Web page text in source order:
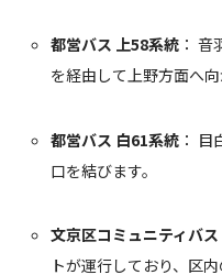
都営バス 上58系統： 音
を経由して上野方面へ向
都営バス 白61系統： 目
口を結びます。
文京区コミュニティバス
トが運行しており、区